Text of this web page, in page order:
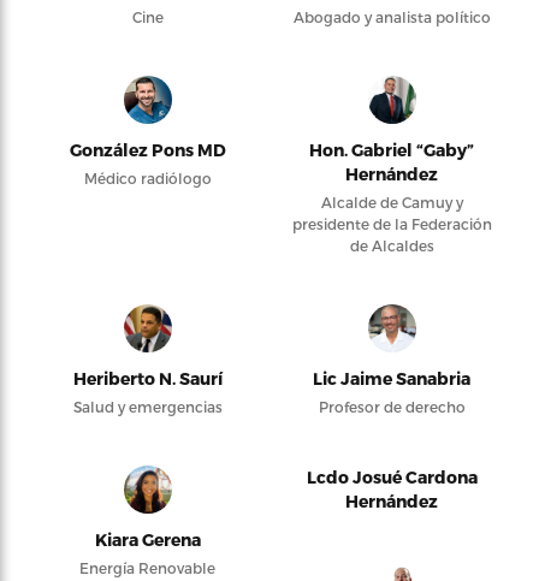
Cine Abogado y analista político
González Pons MD
Médico radiólogo
Hon. Gabriel “Gaby”
Hernández
Alcalde de Camuy y
presidente de la Federación
de Alcaldes
Heriberto N. Saurí
Salud y emergencias
Lic Jaime Sanabria
Profesor de derecho
Kiara Gerena
Energía Renovable
Lcdo Josué Cardona
Hernández